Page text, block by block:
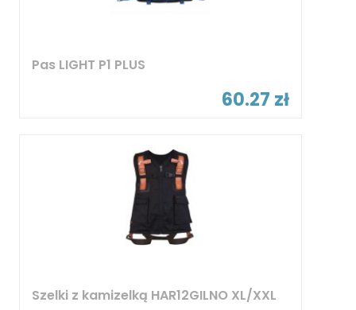
Pas LIGHT P1 PLUS
60.27 zł
Szelki z kamizelką HAR12GILNO XL/XXL